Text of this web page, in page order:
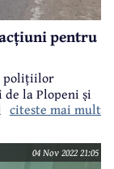
pentru
polițiilor
la Plopeni și
zilei de vineri, 4
a
citeste mai mult
04 Nov 2022 21:05